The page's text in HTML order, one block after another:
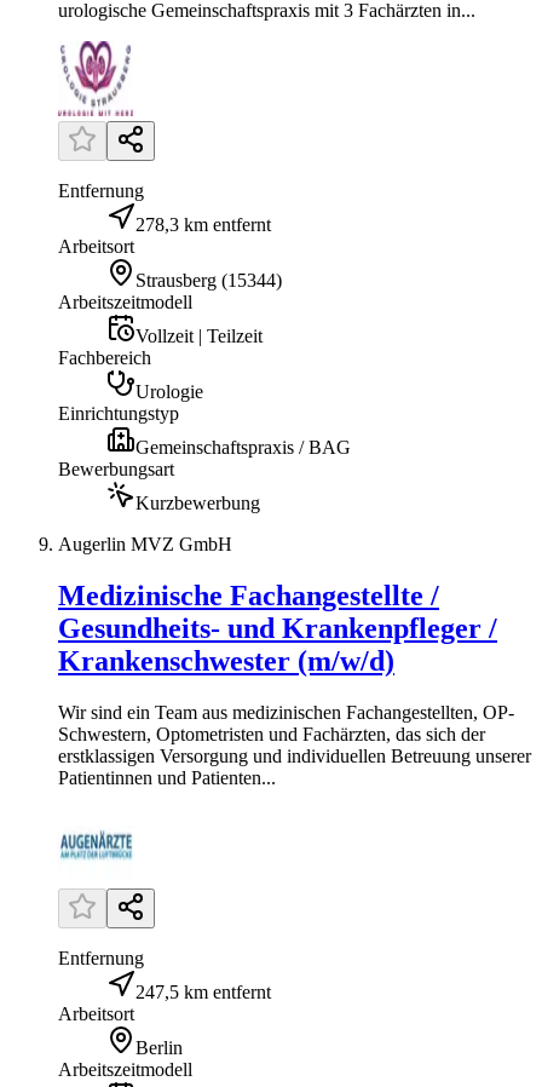
urologische Gemeinschaftspraxis mit 3 Fachärzten in...
Entfernung
278,3 km entfernt
Arbeitsort
Strausberg (15344)
Arbeitszeitmodell
Vollzeit | Teilzeit
Fachbereich
Urologie
Einrichtungstyp
Gemeinschaftspraxis / BAG
Bewerbungsart
Kurzbewerbung
Augerlin MVZ GmbH
Medizinische Fachangestellte /
Gesundheits- und Krankenpfleger /
Krankenschwester (m/w/d)
Wir sind ein Team aus medizinischen Fachangestellten, OP-
Schwestern, Optometristen und Fachärzten, das sich der
erstklassigen Versorgung und individuellen Betreuung unserer
Patientinnen und Patienten...
Entfernung
247,5 km entfernt
Arbeitsort
Berlin
Arbeitszeitmodell